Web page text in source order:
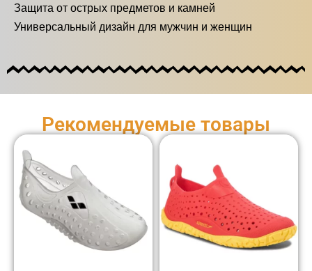
Защита от острых предметов и камней
Универсальный дизайн для мужчин и женщин
Рекомендуемые товары